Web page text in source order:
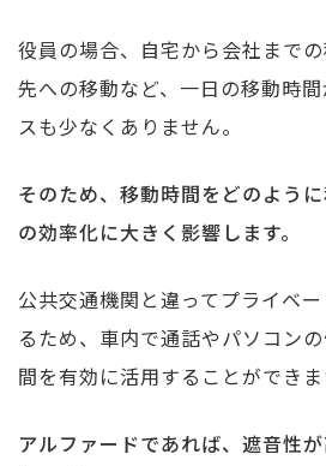
役員の場合、自宅から会社まで
先への移動など、一日の移動時
スも少なくありません。
そのため、移動時間をどのよう
の効率化に大きく影響します。
公共交通機関と違ってプライベ
るため、車内で通話やパソコン
間を有効に活用することができま
アルファードであれば、遮音性